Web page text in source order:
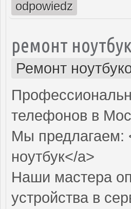
odpowiedz
ремонт
Ремонт
телефонов в
Мы предлагаем:
ноутбук</a>
Наши мастера
устройства в